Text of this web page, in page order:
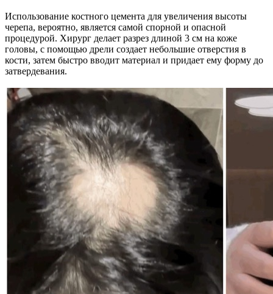
Использование костного цемента для увеличения высоты
черепа, вероятно, является самой спорной и опасной
процедурой. Хирург делает разрез длиной 3 см на коже
головы, с помощью дрели создает небольшие отверстия в
кости, затем быстро вводит материал и придает ему форму до
затвердевания.